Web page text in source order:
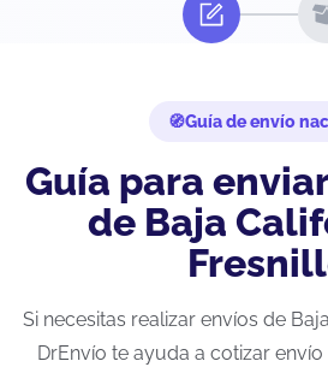
Guía de envío
Guía para
de Baja
Si necesitas realizar envíos de
DrEnvío te ayuda a cotizar